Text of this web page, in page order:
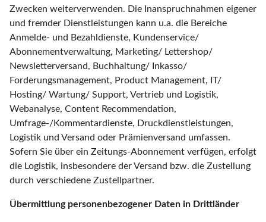
Zwecken weiterverwenden. Die Inanspruchnahmen eigener
und fremder Dienstleistungen kann u.a. die Bereiche
Anmelde- und Bezahldienste, Kundenservice/
Abonnementverwaltung, Marketing/ Lettershop/
Newsletterversand, Buchhaltung/ Inkasso/
Forderungsmanagement, Product Management, IT/
Hosting/ Wartung/ Support, Vertrieb und Logistik,
Webanalyse, Content Recommendation,
Umfrage-/Kommentardienste, Druckdienstleistungen,
Logistik und Versand oder Prämienversand umfassen.
Sofern Sie über ein Zeitungs-Abonnement verfügen, erfolgt
die Logistik, insbesondere der Versand bzw. die Zustellung
durch verschiedene Zustellpartner.
Übermittlung personenbezogener Daten in Drittländer